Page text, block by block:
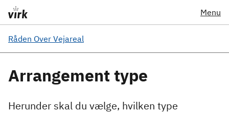
Menu
Råden Over Vejareal
Arrangement type
Herunder skal du vælge, hvilken type